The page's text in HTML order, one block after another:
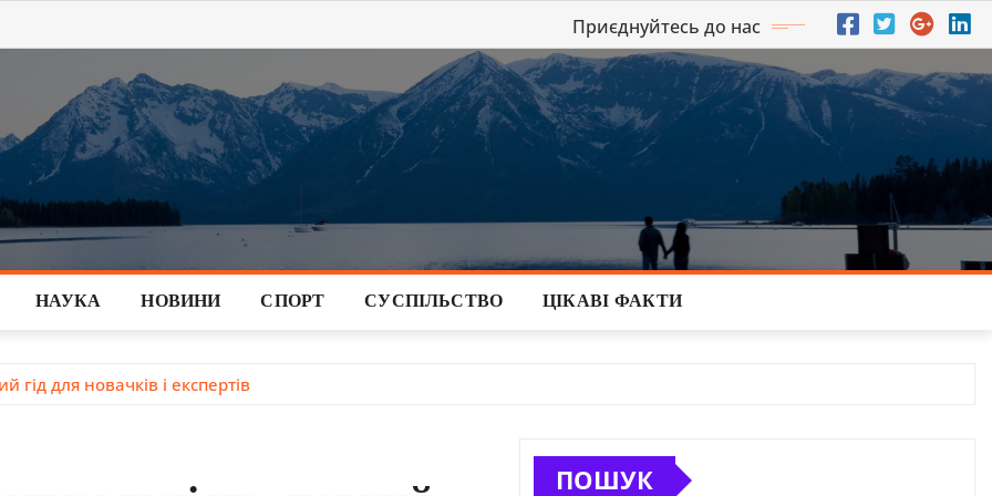
Приєднуйтесь до нас
НАУКА НОВИНИ СПОРТ СУСПІЛЬСТВО ЦІКАВІ ФАКТИ
для новачків і експертів
ПОШУК